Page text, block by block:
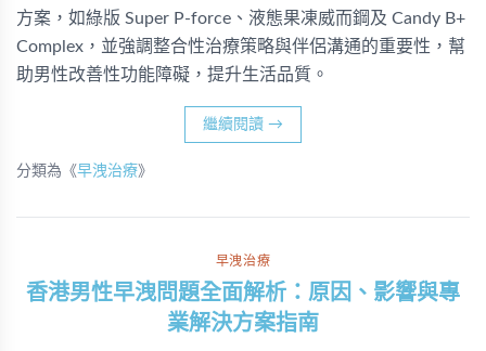
方案，如綠版 Super P-force、液態果凍威而鋼及 Candy B+
Complex，並強調整合性治療策略與伴侶溝通的重要性，幫
助男性改善性功能障礙，提升生活品質。
繼續閱讀 →
分類為《早洩治療》
早洩治療
香港男性早洩問題全面解析：原因、影響與專
業解決方案指南